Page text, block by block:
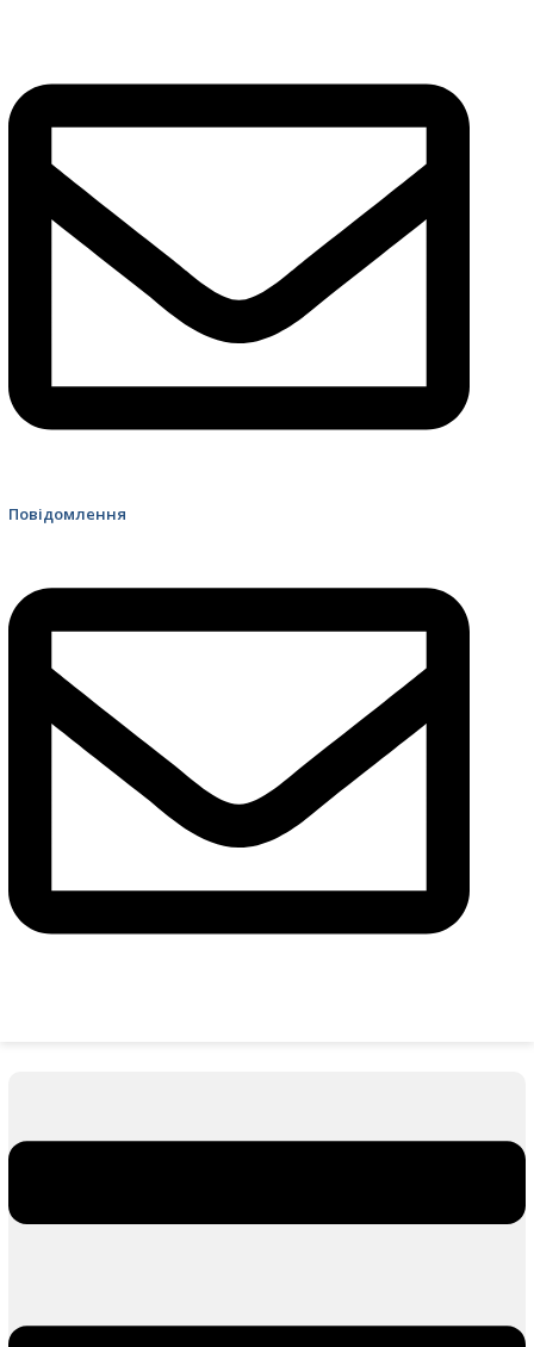
Повідомлення